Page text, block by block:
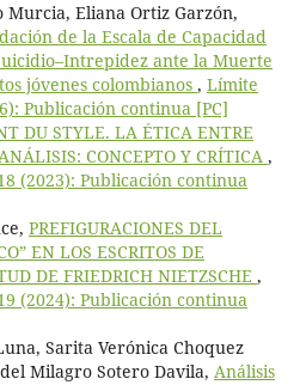
Eliana Ortiz Garzón,
de la Escala de Capacidad
ante la Muerte
jóvenes colombianos , Límite
Publicación continua [PC]
DU STYLE. LA ÉTICA ENTRE
CONCEPTO Y CRÍTICA ,
(2023): Publicación continua
PREFIGURACIONES DEL
EN LOS ESCRITOS DE
DE FRIEDRICH NIETZSCHE ,
(2024): Publicación continua
Sarita Verónica Choquez
Milagro Sotero Davila, Análisis